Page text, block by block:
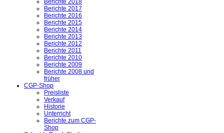
Berichte 2018
Berichte 2017
Berichte 2016
Berichte 2015
Berichte 2014
Berichte 2013
Berichte 2012
Berichte 2011
Berichte 2010
Berichte 2009
Berichte 2008 und
früher
CGP-Shop
Preisliste
Verkauf
Historie
Unterricht
Berichte zum CGP-
Shop